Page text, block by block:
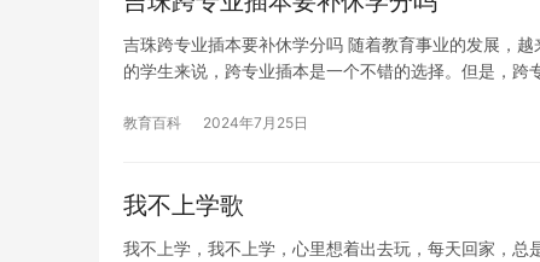
吉珠跨专业插本要补休学分吗 随着教育事业的发展，
的学生来说，跨专业插本是一个不错的选择。但是，跨
教育百科 2024年7月25日
我不上学歌
我不上学，我不上学，心里想着出去玩，每天回家，